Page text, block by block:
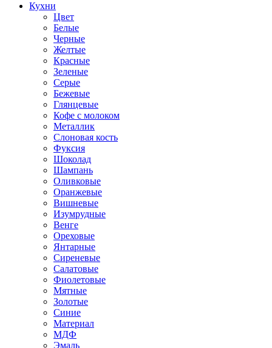
Кухни
Цвет
Белые
Черные
Желтые
Красные
Зеленые
Серые
Бежевые
Глянцевые
Кофе с молоком
Металлик
Слоновая кость
Фуксия
Шоколад
Шампань
Оливковые
Оранжевые
Вишневые
Изумрудные
Венге
Ореховые
Янтарные
Сиреневые
Салатовые
Фиолетовые
Мятные
Золотые
Синие
Материал
МДФ
Эмаль